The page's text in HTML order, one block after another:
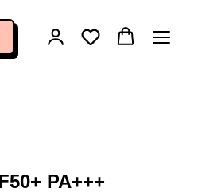
PA+++